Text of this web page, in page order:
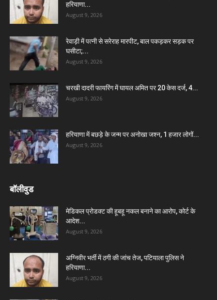
हरियाणा...
August 9, 2026
रेवाड़ी में पत्नी से सरेराह मारपीट, बाल पकड़कर सड़क पर
घसीटा;...
August 9, 2026
चरखी दादरी फायरिंग में घायल अमित पर 20 केस दर्ज, 4...
August 9, 2026
हरियाणा में बछड़े के जन्म पर अनोखा जश्न, 1 हजार लोगों...
August 9, 2026
बॉलीवुड
मेडिकल प्रोडक्ट की हूबहू नकल बनाने का आरोप, कोर्ट के
आदेश...
August 9, 2026
अग्निवीर भर्ती में ठगी की जांच तेज, पटियाला पुलिस ने
हरियाणा...
August 9, 2026